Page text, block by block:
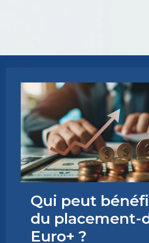
Qui peut
du placement-
Euro+ ?